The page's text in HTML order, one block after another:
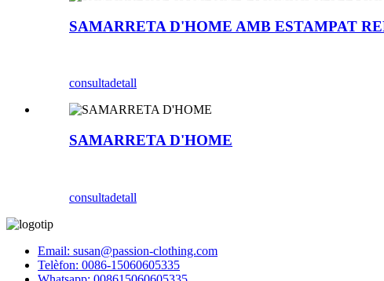
SAMARRETA D'HOME AMB ESTAMPAT
consultadetall
SAMARRETA D'HOME
consultadetall
Email: susan@passion-clothing.com
Telèfon: 0086-15060605335